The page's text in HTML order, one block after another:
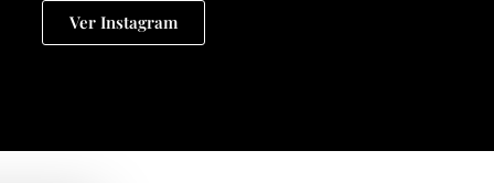
Ver Instagram